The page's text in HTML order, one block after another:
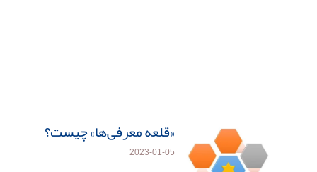
«قلعه معرفی‌ها» چیست؟
2023-01-05